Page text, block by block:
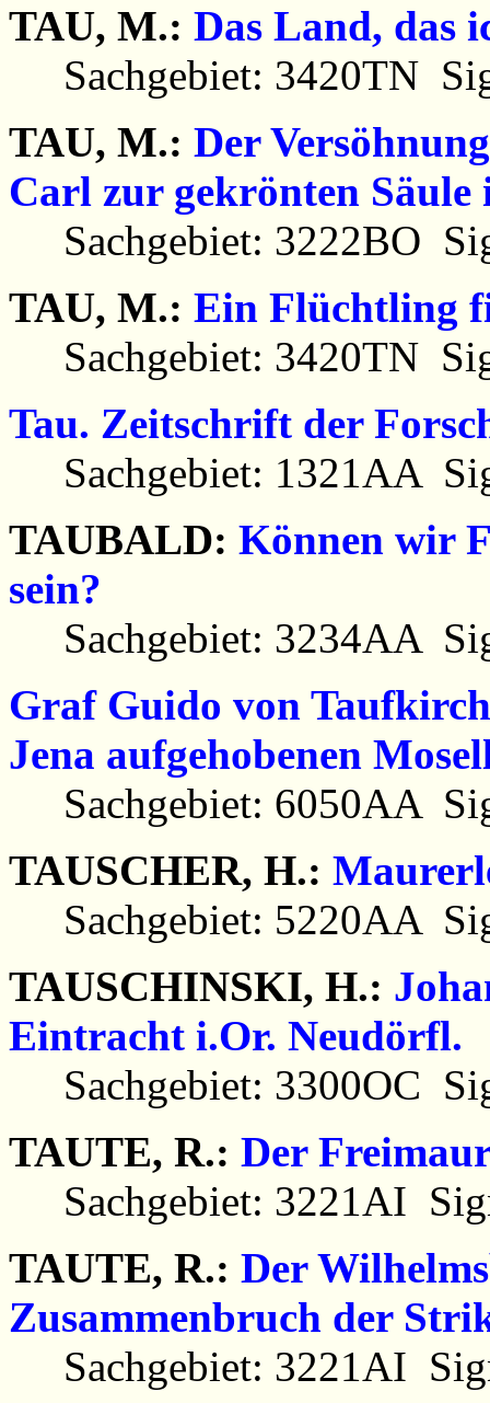
TAU, M.: Das Land, das
Sachgebiet: 3420TN
TAU, M.: Der
Carl zur gekrönten Säule
Sachgebiet: 3222BO
TAU, M.: Ein Flüchtling
Sachgebiet: 3420TN
Tau. Zeitschrift der
Sachgebiet: 1321AA
TAUBALD: Können wir
sein?
Sachgebiet: 3234AA
Graf Guido von
Jena aufgehobenen
Sachgebiet: 6050AA
TAUSCHER, H.:
Sachgebiet: 5220AA
TAUSCHINSKI, H.:
Eintracht i.Or. Neudörfl.
Sachgebiet: 3300OC
TAUTE, R.: Der
Sachgebiet: 3221AI
TAUTE, R.: Der
Zusammenbruch der
Sachgebiet: 3221AI